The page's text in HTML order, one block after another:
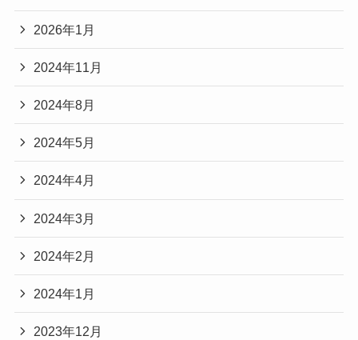
2026年1月
2024年11月
2024年8月
2024年5月
2024年4月
2024年3月
2024年2月
2024年1月
2023年12月